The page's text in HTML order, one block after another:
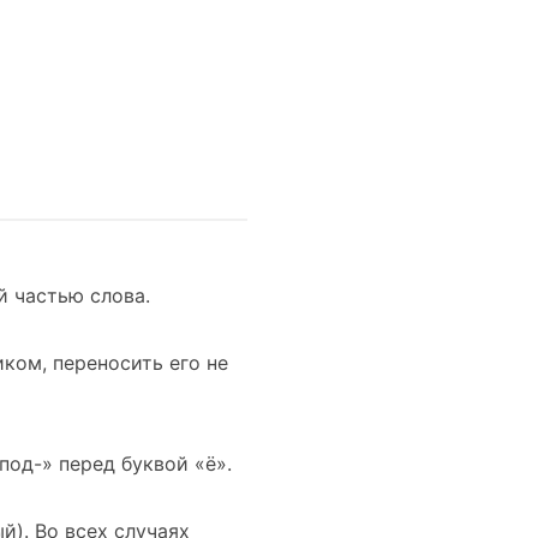
частью слова.
переносить его не
» перед буквой «ё».
Во всех случаях